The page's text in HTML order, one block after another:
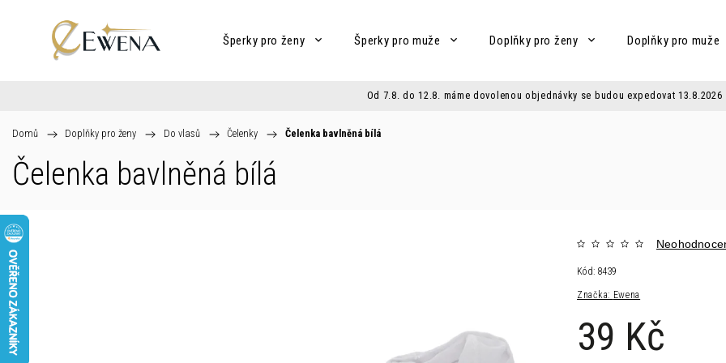
Šperky pro ženy Šperky pro muže Doplňky pro ženy Doplňky pro muže
Od 7.8. do 12.8. máme dovolenou objednávky se budou expedovat 13.8.2026
Domů / Doplňky pro ženy / Do vlasů / Čelenky / Čelenka bavlněná bílá
Čelenka bavlněná bílá
Značka: Ewena
39 Kč
Kód: 8439